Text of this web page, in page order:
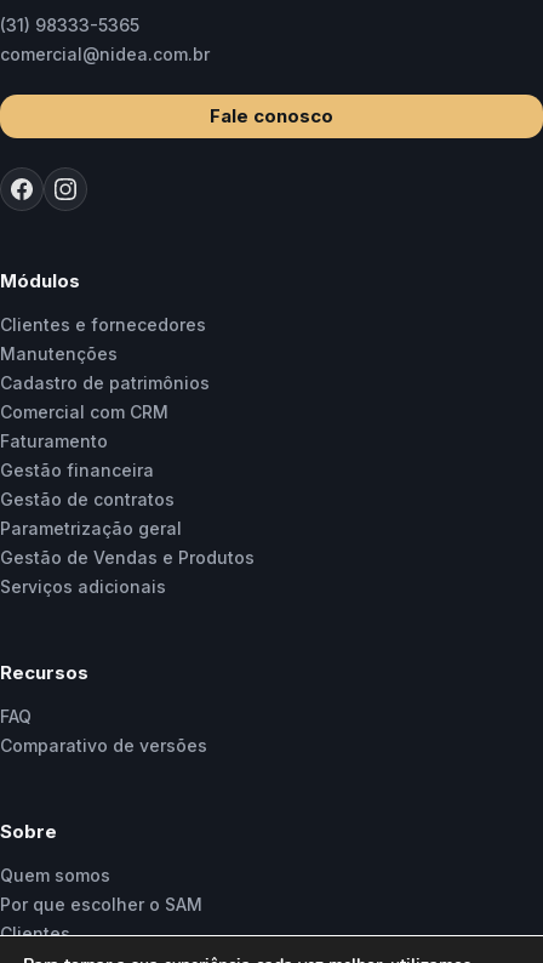
(31) 98333-5365
comercial@nidea.com.br
Fale conosco
Módulos
Clientes e fornecedores
Manutenções
Cadastro de patrimônios
Comercial com CRM
Faturamento
Gestão financeira
Gestão de contratos
Parametrização geral
Gestão de Vendas e Produtos
Serviços adicionais
Recursos
FAQ
Comparativo de versões
Sobre
Quem somos
Por que escolher o SAM
Clientes